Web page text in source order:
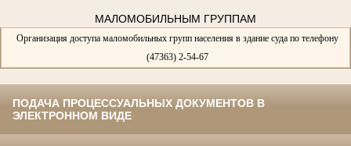
МАЛОМОБИЛЬНЫМ ГРУППАМ
Организация доступа маломобильных групп населения в здание суда по телефону
(47363) 2-54-67
ПОДАЧА ПРОЦЕССУАЛЬНЫХ ДОКУМЕНТОВ В
ЭЛЕКТРОННОМ ВИДЕ